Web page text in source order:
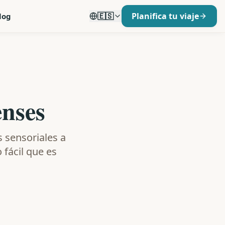
🇪🇸 Planifica tu viaje
sensoriales a
fácil que es